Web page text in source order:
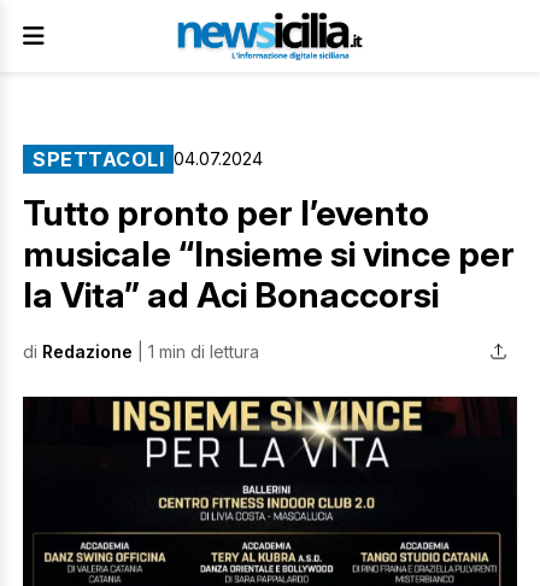
SPETTACOLI 04.07.2024
Tutto pronto per l’evento
musicale “Insieme si vince per
la Vita” ad Aci Bonaccorsi
di Redazione | 1 min di lettura